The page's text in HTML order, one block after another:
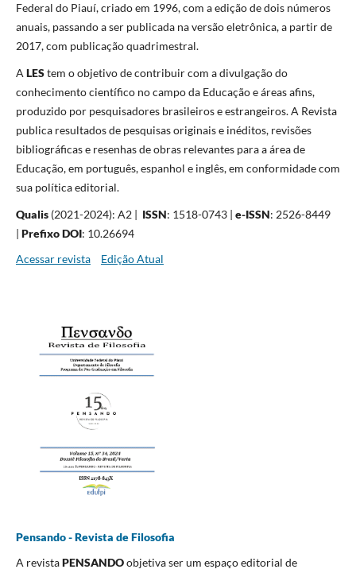
Federal do Piauí, criado em 1996, com a edição de dois números
anuais, passando a ser publicada na versão eletrônica, a partir de
2017, com publicação quadrimestral.
A LEStem o objetivo de contribuir com a divulgação do
conhecimento científico no campo da Educação e áreas afins,
produzido por pesquisadores brasileiros e estrangeiros. A Revista
publica resultados de pesquisas originais e inéditos, revisões
bibliográficas e resenhas de obras relevantes para a área de
Educação, em português, espanhol e inglês, em conformidade com
sua política editorial.
Qualis(2021-2024): A2 | ISSN: 1518-0743 | e-ISSN: 2526-8449
| Prefixo DOI: 10.26694
Acessar revista
Edição Atual
Pensando - Revista de Filosofia
A revistaPENSANDOobjetiva ser um espaço editorial de